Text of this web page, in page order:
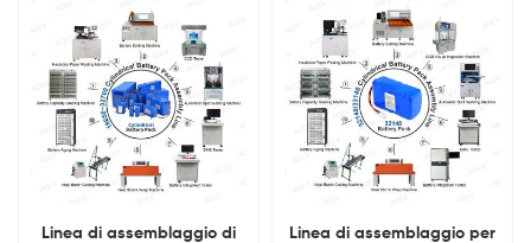
ESS
Linea di assemblaggio di
Linea di assemblaggio per